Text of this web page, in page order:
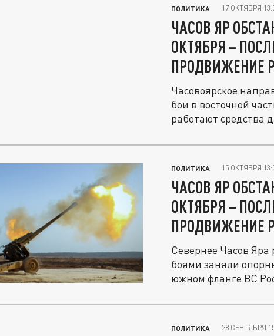
ПОЛИТИКА 17 ОКТЯБРЯ
ЧАСОВ ЯР
ОКТЯБРЯ –
ПРОДВИЖЕНИЕ
Часовоярское
бои в восточной
работают средства
ПОЛИТИКА 15 ОКТЯБРЯ
ЧАСОВ ЯР
ОКТЯБРЯ –
ПРОДВИЖЕНИЕ
Севернее Часов Яра
боями заняли
южном фланге ВС
ПОЛИТИКА 28 СЕНТЯБРЯ